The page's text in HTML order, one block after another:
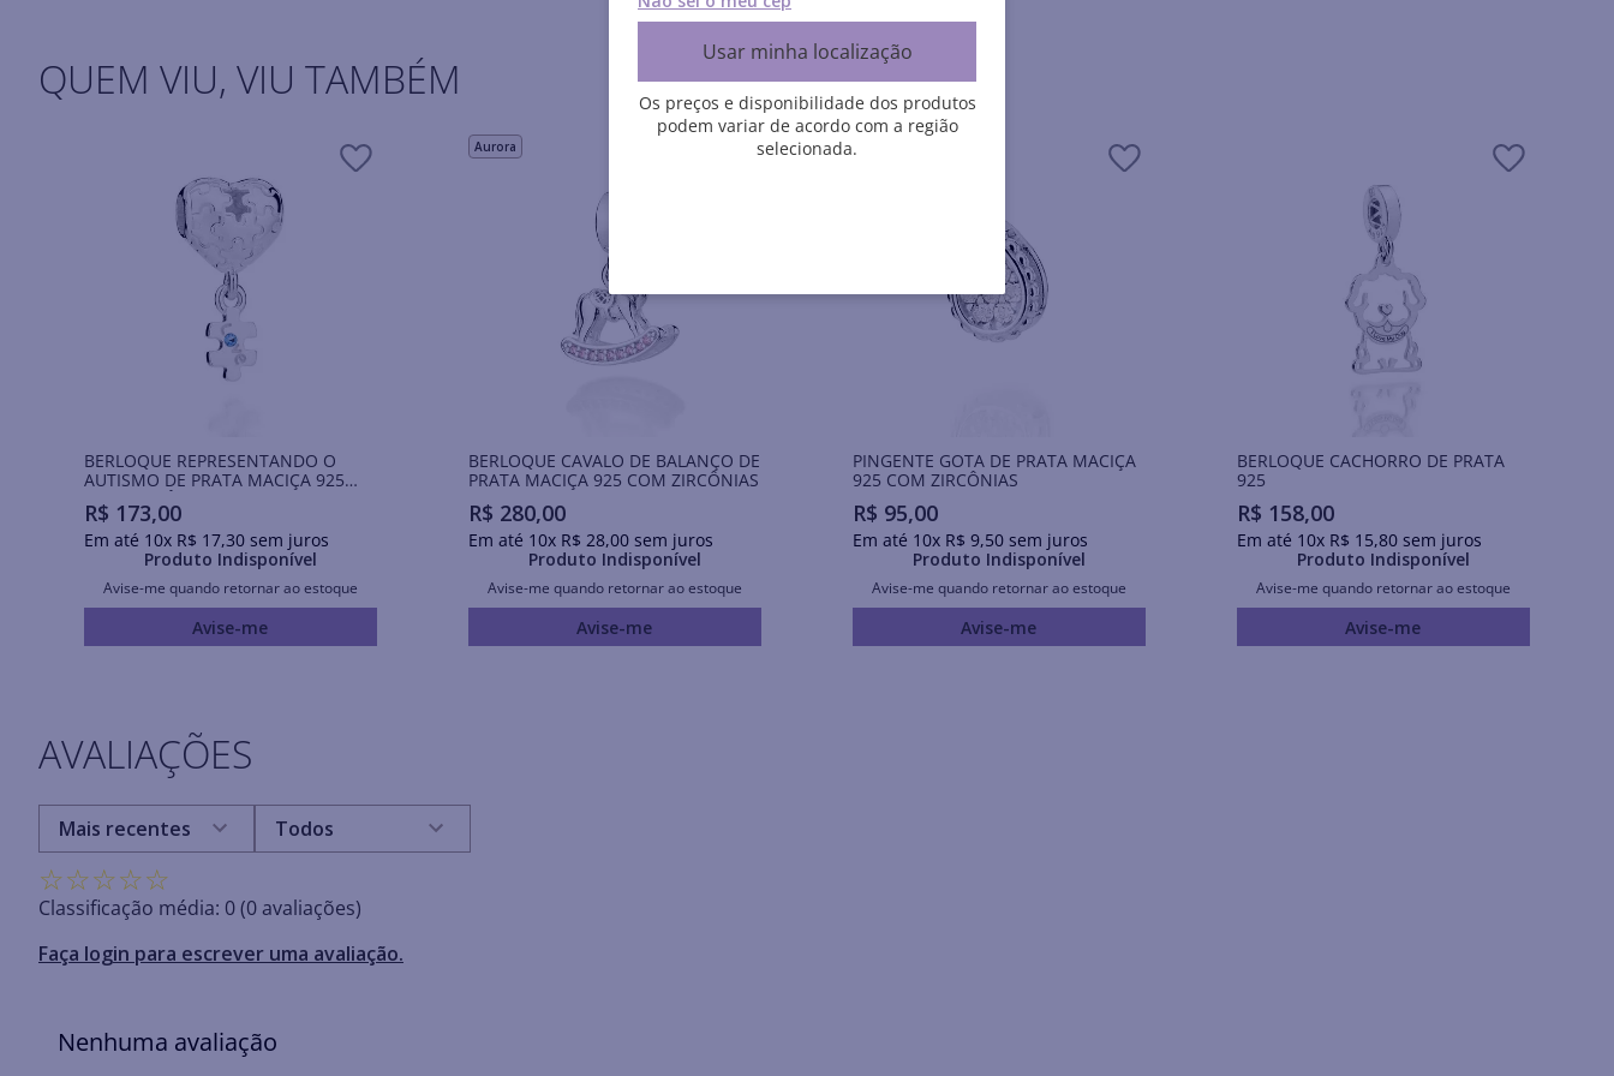
QUEM VIU, VIU TAMBÉM
BERLOQUE REPRESENTANDO O
AUTISMO DE PRATA MACIÇA 925
COM ZIRCÔNIA
R$ 173,00
Em até 10x R$ 17,30sem juros
Produto Indisponível
Avise-me quando retornar ao estoque
Avise-me
Aurora
BERLOQUE CAVALO DE BALANÇO DE
PRATA MACIÇA 925 COM ZIRCÔNIAS
R$ 280,00
Em até 10x R$ 28,00sem juros
Produto Indisponível
Avise-me quando retornar ao estoque
Avise-me
PINGENTE GOTA DE PRATA MACIÇA
925 COM ZIRCÔNIAS
R$ 95,00
Em até 10x R$ 9,50sem juros
Produto Indisponível
Avise-me quando retornar ao estoque
Avise-me
BERLOQUE CACHORRO DE PRATA
925
R$ 158,00
Em até 10x R$ 15,80sem juros
Produto Indisponível
Avise-me quando retornar ao estoque
Avise-me
AVALIAÇÕES
☆☆☆☆☆
Classificação média: 0(0 avaliações)
Faça login para escrever uma avaliação.
Mais recentes Todos
Nenhuma avaliação
Usar minha localização
Os preços e disponibilidade dos produtos
podem variar de acordo com a região
selecionada.